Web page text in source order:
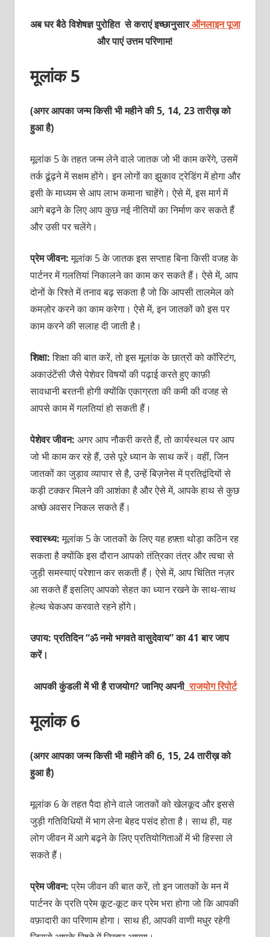
अब घर बैठे विशेषज्ञ पुरोहित से कराएं इच्छानुसारऑनलाइन पूजा
और पाएं उत्तम परिणाम!
मूलांक 5
(अगर आपका जन्म किसी भी महीने की 5, 14, 23 तारीख़ को
हुआ है)
मूलांक 5 के तहत जन्म लेने वाले जातक जो भी काम करेंगे, उसमें
तर्क ढूंढ़ने में सक्षम होंगे। इन लोगों का झुकाव ट्रेडिंग में होगा और
इसी के माध्यम से आप लाभ कमाना चाहेंगे। ऐसे में, इस मार्ग में
आगे बढ़ने के लिए आप कुछ नई नीतियों का निर्माण कर सकते हैं
और उसी पर चलेंगे।
प्रेम जीवन:मूलांक 5 के जातक इस सप्ताह बिना किसी वजह के
पार्टनर में गलतियां निकालने का काम करसकते हैं। ऐसे में, आप
दोनों के रिश्ते में तनाव बढ़ सकता है जो कि आपसी तालमेल को
कमज़ोर करने का काम करेगा। ऐसे में, इन जातकों को इस पर
काम करने की सलाह दी जाती है।
शिक्षा:शिक्षा की बात करें, तो इस मूलांक के छात्रों को कॉस्टिंग,
अकाउंटेंसी जैसे पेशेवर विषयों की पढ़ाई करते हुए काफ़ी
सावधानी बरतनी होगी क्योंकि एकाग्रता की कमी की वजह से
आपसे काम में गलतियां हो सकती हैं।
पेशेवर जीवन: अगर आप नौकरी करते हैं, तो कार्यस्थल पर आप
जो भी काम कर रहे हैं, उसे पूरे ध्यान के साथ करें। वहीं, जिन
जातकों का जुड़ाव व्यापार से है, उन्हें बिज़नेस में प्रतिद्वंदियों से
कड़ी टक्कर मिलने की आशंका है और ऐसे में, आपके हाथ से कुछ
अच्छे अवसर निकल सकते हैं।
स्वास्थ्य:मूलांक 5 के जातकों के लिए यह हफ़्ता थोड़ा कठिन रह
सकता है क्योंकि इस दौरान आपको तंत्रिका तंत्र और त्वचा से
जुड़ी समस्याएं परेशान कर सकती हैं। ऐसे में, आप चिंतित नज़र
आ सकते हैं इसलिए आपको सेहत का ध्यान रखने के साथ-साथ
हेल्थ चेकअप करवाते रहने होंगे।
उपाय: प्रतिदिन “ॐ नमो भगवते वासुदेवाय” का 41 बार जाप
करें।
आपकी कुंडली में भी है राजयोग? जानिए अपनी राजयोग रिपोर्ट
मूलांक 6
(अगर आपका जन्म किसी भी महीने की 6, 15, 24 तारीख़ को
हुआ है)
मूलांक 6 के तहत पैदा होने वाले जातकों को खेलकूद और इससे
जुड़ी गतिविधियों में भाग लेना बेहद पसंद होता है। साथ ही, यह
लोग जीवन में आगे बढ़ने के लिए प्रतियोगिताओं में भी हिस्सा ले
सकते हैं।
प्रेम जीवन:प्रेम जीवन की बात करें, तो इन जातकों के मन में
पार्टनर के प्रति प्रेम कूट-कूट कर प्रेम भरा होगा जो कि आपकी
वफ़ादारी का परिणाम होगा। साथ ही, आपकी वाणी मधुर रहेगी